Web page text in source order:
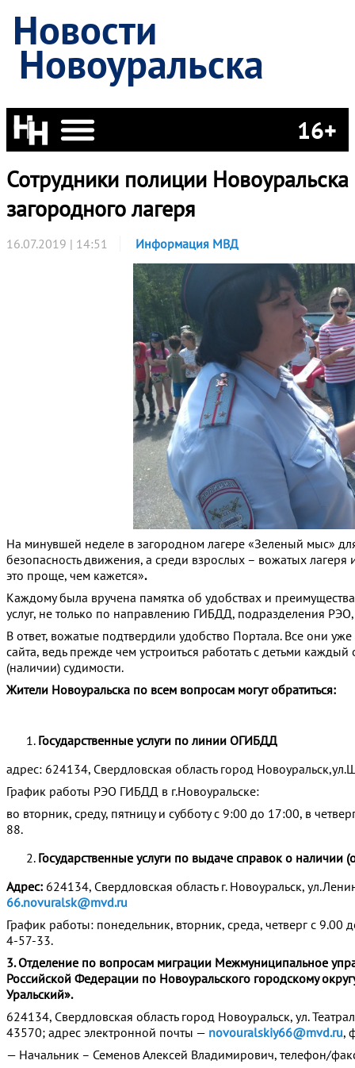
Новости
Новоуральска
16+
Сотрудники полиции
загородного лагеря
16.07.2019 | 14:51 Информация МВД
На минувшей неделе в загородном лагере «Зеленый мыс»
безопасность движения, а среди взрослых – вожатых
это проще, чем кажется».
Каждому была вручена памятка об удобствах и
услуг, не только по направлению ГИБДД, подразделения
В ответ, вожатые подтвердили удобство Портала. Все они
сайта, ведь прежде чем устроиться работать с детьми
(наличии) судимости.
Жители Новоуральска по всем вопросам могут обратиться:
Государственные услуги по линии ОГИБДД
адрес: 624134, Свердловская область город
График работы РЭО ГИБДД в г.Новоуральске:
во вторник, среду, пятницу и субботу с 9:00 до 17:00, в
88.
Государственные услуги по выдаче справок о наличии
Адрес: 624134, Свердловская область г. Новоуральск,
66.novuralsk@mvd.ru
График работы: понедельник, вторник, среда, четверг с 9.00
4-57-33.
3. Отделение по вопросам миграции Межмуниципальное
Российской Федерации по Новоуральского городскому
Уральский».
624134, Свердловская область город Новоуральск, ул.
43570; адрес электронной почты — novouralskiy66@mvd.ru,
— Начальник – Семенов Алексей Владимирович, телефон/